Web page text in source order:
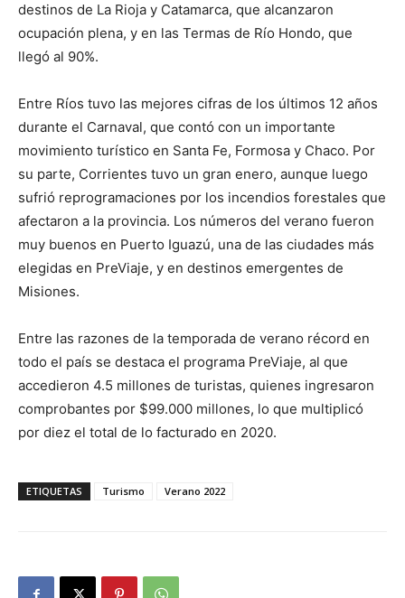
destinos de La Rioja y Catamarca, que alcanzaron
ocupación plena, y en las Termas de Río Hondo, que
llegó al 90%.
Entre Ríos tuvo las mejores cifras de los últimos 12 años
durante el Carnaval, que contó con un importante
movimiento turístico en Santa Fe, Formosa y Chaco. Por
su parte, Corrientes tuvo un gran enero, aunque luego
sufrió reprogramaciones por los incendios forestales que
afectaron a la provincia. Los números del verano fueron
muy buenos en Puerto Iguazú, una de las ciudades más
elegidas en PreViaje, y en destinos emergentes de
Misiones.
Entre las razones de la temporada de verano récord en
todo el país se destaca el programa PreViaje, al que
accedieron 4.5 millones de turistas, quienes ingresaron
comprobantes por $99.000 millones, lo que multiplicó
por diez el total de lo facturado en 2020.
ETIQUETAS Turismo Verano 2022